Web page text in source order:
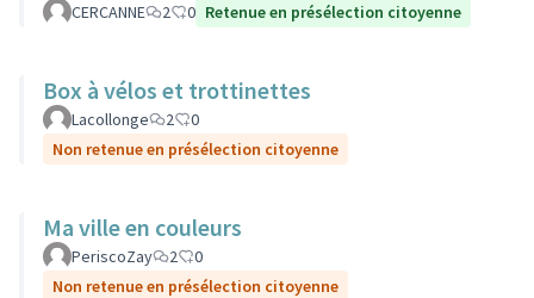
CERCANNE 2 0 Retenue en présélection citoyenne
Box à vélos et trottinettes
Lacollonge 2
0
Non retenue en présélection citoyenne
Ma ville en couleurs
PeriscoZay 2
0
Non retenue en présélection citoyenne